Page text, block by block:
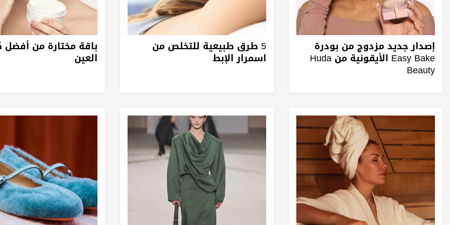
إصدار جديد مزدوج من بودرة
Easy Bake الأيقونية من Huda
Beauty
5 طرق طبيعية للتخلص من
اسمرار الإبط
باقة مختارة من أفضل
العين